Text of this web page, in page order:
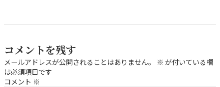
コメントを残す
メールアドレスが公開されることはありません。 ※ が付いている欄
は必須項目です
コメント ※